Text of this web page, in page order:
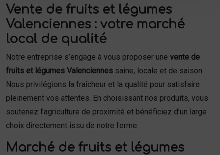
Vente de fruits et légumes
Valenciennes : votre marché
local de qualité
Notre entreprise s’engage à vous proposer une vente de
fruits et légumes Valenciennes saine, locale et de saison.
Nous privilégions la fraîcheur et la qualité pour satisfaire
pleinement vos attentes. En choisissant nos produits, vous
soutenez l’agriculture de proximité et bénéficiez d’un large
choix directement issu de notre ferme.
Marché de fruits et légumes